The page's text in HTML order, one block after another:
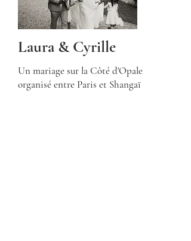
Laura & Cyrille
Un mariage sur la Côté d'Opale
organisé entre Paris et Shangaï